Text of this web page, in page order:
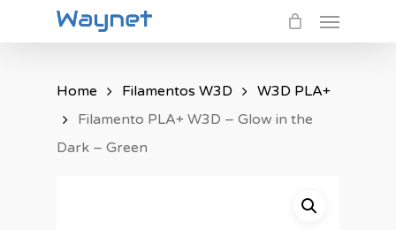
Menu
Home Filamentos W3D
W3D PLA+
Filamento PLA+ W3D – Glow in the
Dark – Green